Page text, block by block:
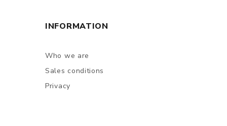
INFORMATION
Who we are
Sales conditions
Privacy